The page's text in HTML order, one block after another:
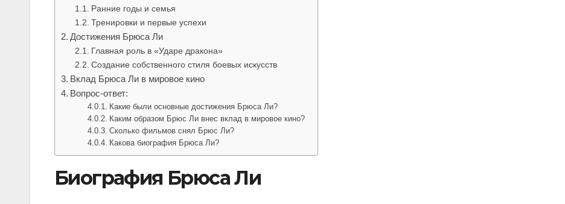
Ранние годы и семья
Тренировки и первые успехи
Достижения Брюса Ли
Главная роль в «Ударе дракона»
Создание собственного стиля боевых искусств
Вклад Брюса Ли в мировое кино
Вопрос-ответ:
Какие были основные достижения Брюса Ли?
Каким образом Брюс Ли внес вклад в мировое кино?
Сколько фильмов снял Брюс Ли?
Какова биография Брюса Ли?
Биография Брюса Ли